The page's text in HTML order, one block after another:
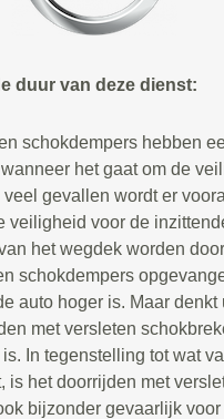
duur van deze dienst:
schokdempers hebben
het gaat om de
gevallen wordt er vooral
veiligheid voor de
het wegdek worden
schokdempers
auto hoger is. Maar denkt
met versleten
In tegenstelling tot wat
is het doorrijden met
bijzonder gevaarlijk